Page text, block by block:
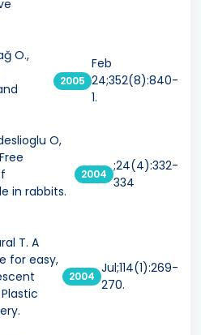
O.,
2005
Feb
24;352(8):840-
1.
O,
in rabbits.
2004
;24(4):332-
334
T. A
for easy,
2004
Jul;114(1):269-
270.